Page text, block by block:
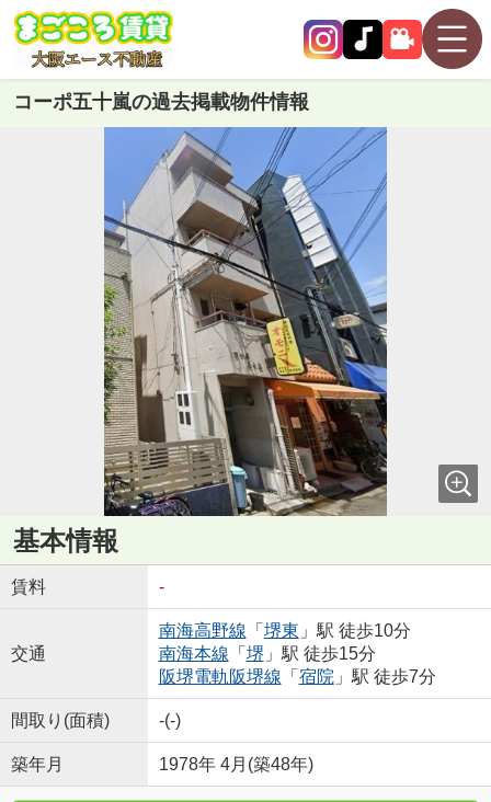
コーポ五十嵐の過去掲載物件情報
基本情報
賃料 -
交通
南海高野線 「 堺東 」駅 徒歩10分
南海本線 「 堺 」駅 徒歩15分
阪堺電軌阪堺線 「 宿院」駅 徒歩7分
間取り(面積) -(-)
築年月 1978年 4月(築48年)